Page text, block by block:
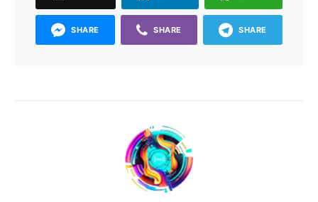
SHARE SHARE SHARE